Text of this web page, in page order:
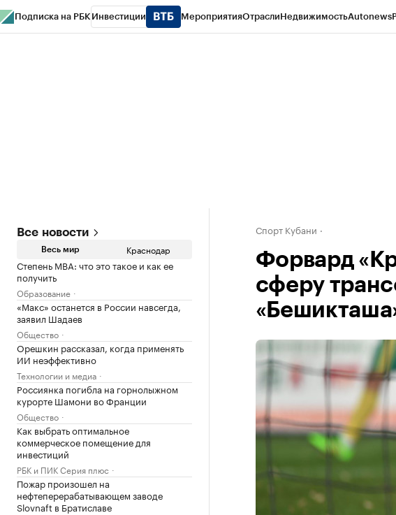
Подписка на РБК Инвестиции МероприятияОтраслиНедвижимостьAutonews
Все новости
Весь мир Краснодар
Степень MBA: что это такое и как ее
получить
Образование
«Макс» останется в России навсегда,
заявил Шадаев
Общество
Орешкин рассказал, когда применять
ИИ неэффективно
Технологии и медиа
Россиянка погибла на горнолыжном
курорте Шамони во Франции
Общество
Как выбрать оптимальное
коммерческое помещение для
инвестиций
РБК и ПИК Серия плюс
Пожар произошел на
нефтеперерабатывающем заводе
Slovnaft в Братиславе
Спорт Кубани
Форвард
сферу